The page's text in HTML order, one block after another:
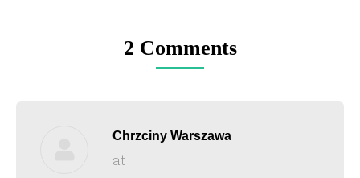
2 Comments
Chrzciny Warszawa
says:
at